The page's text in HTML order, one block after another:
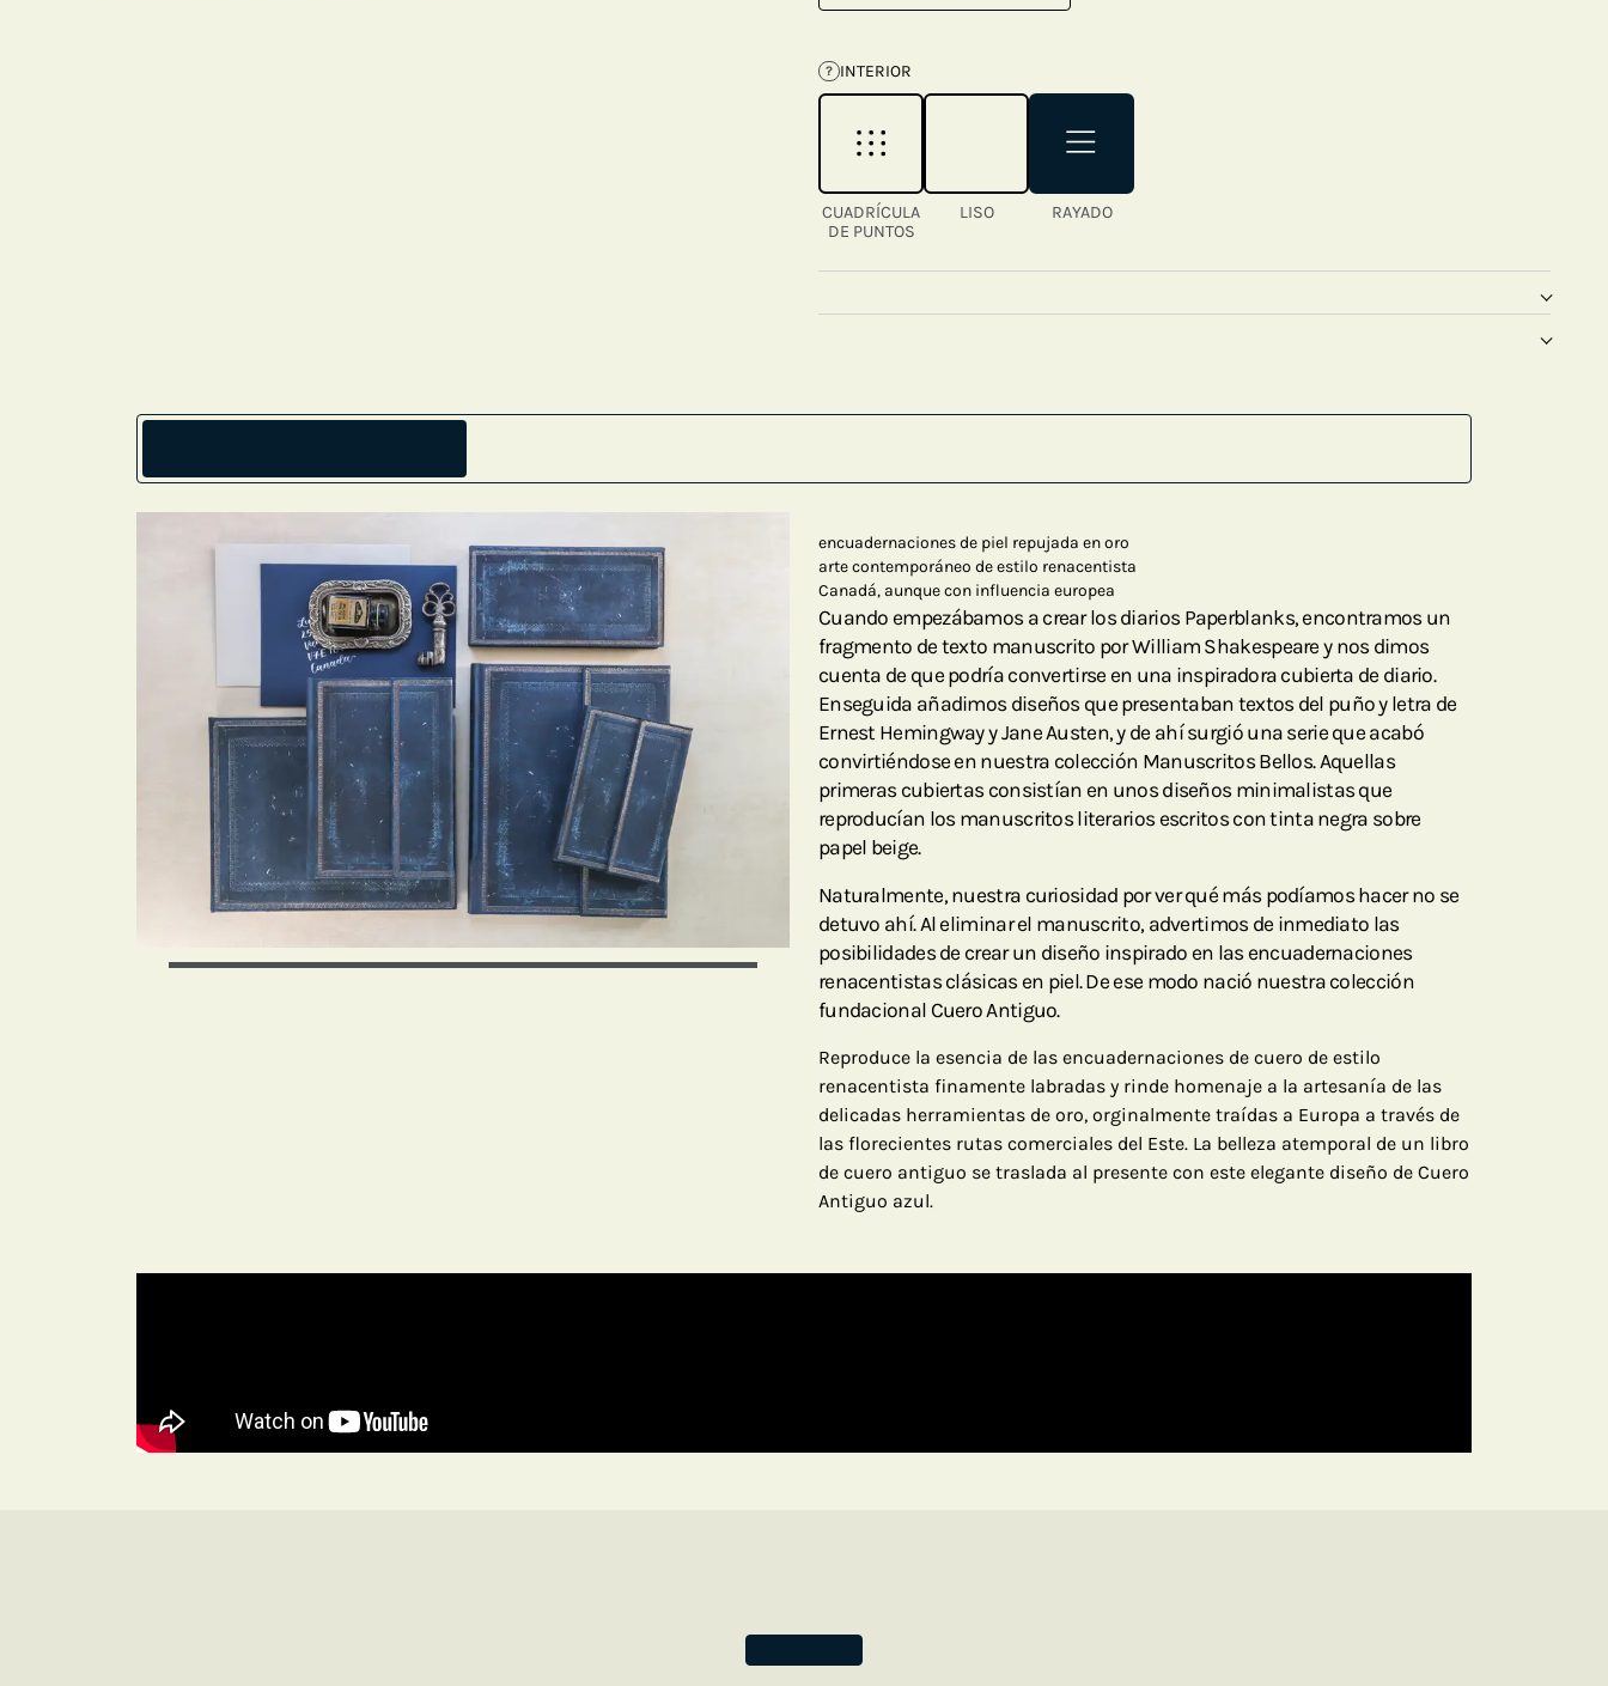
? INTERIOR
CUADRÍCULA
DE PUNTOS
LISO RAYADO
encuadernaciones de piel repujada en oro
arte contemporáneo de estilo renacentista
Canadá, aunque con influencia europea
Cuando empezábamos a crear los diarios Paperblanks, encontramos un
fragmento de texto manuscrito por William Shakespeare y nos dimos
cuenta de que podría convertirse en una inspiradora cubierta de diario.
Enseguida añadimos diseños que presentaban textos del puño y letra de
Ernest Hemingway y Jane Austen, y de ahí surgió una serie que acabó
convirtiéndose en nuestra colección Manuscritos Bellos. Aquellas
primeras cubiertas consistían en unos diseños minimalistas que
reproducían los manuscritos literarios escritos con tinta negra sobre
papel beige.
Naturalmente, nuestra curiosidad por ver qué más podíamos hacer no se
detuvo ahí. Al eliminar el manuscrito, advertimos de inmediato las
posibilidades de crear un diseño inspirado en las encuadernaciones
renacentistas clásicas en piel. De ese modo nació nuestra colección
fundacional Cuero Antiguo.
Reproduce la esencia de las encuadernaciones de cuero de estilo
renacentista finamente labradas y rinde homenaje a la artesanía de las
delicadas herramientas de oro, orginalmente traídas a Europa a través de
las florecientes rutas comerciales del Este. La belleza atemporal de un libro
de cuero antiguo se traslada al presente con este elegante diseño de Cuero
Antiguo azul.